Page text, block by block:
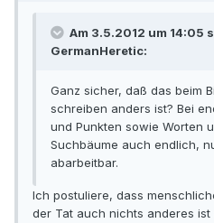
Am 3.5.2012 um 14:05
GermanHeretic:
Ganz sicher, daß das beim
schreiben anders ist? Bei
und Punkten sowie Worten
Suchbäume auch endlich,
abarbeitbar.
Ich postuliere, dass
der Tat auch nichts anderes